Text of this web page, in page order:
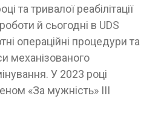
та тривалої реабілітації
й сьогодні в UDS
операційні процедури та
механізованого
У 2023 році
«За мужність» III